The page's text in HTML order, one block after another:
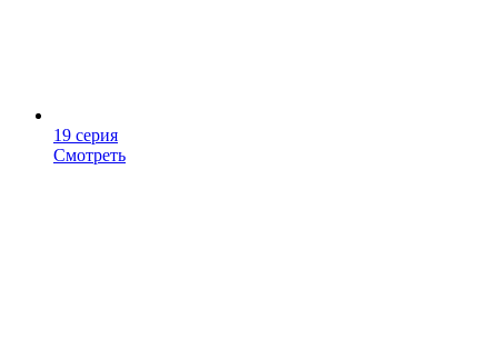
19 серия
Смотреть